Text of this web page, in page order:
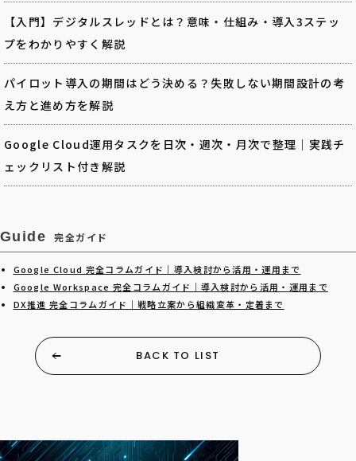
【入門】デジタルスレッドとは？意味・仕組み・導入3ステッ
プをわかりやすく解説
パイロット導入の期間はどう決める？失敗しない期間設計の考
え方と進め方を解説
Google Cloud運用タスクを日次・週次・月次で整理｜実践チ
ェックリスト付き解説
Guide 完全ガイド
Google Cloud 完全コラムガイド｜導入検討から活用・運用まで
Google Workspace 完全コラムガイド｜導入検討から活用・運用まで
DX推進 完全コラムガイド｜戦略立案から組織変革・定着まで
BACK TO LIST